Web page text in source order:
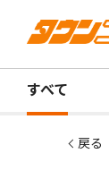
すべて
戻る